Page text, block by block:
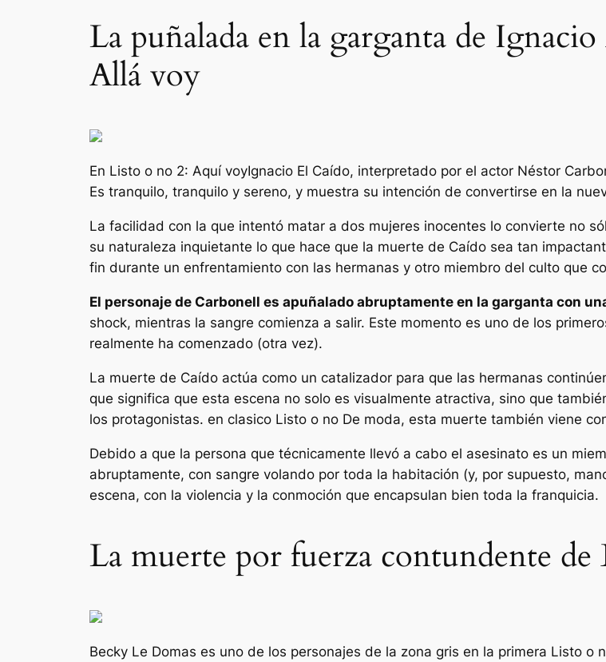
La puñalada en la garganta de
Allá voy
En Listo o no 2: Aquí voyIgnacio El Caído, interpretado por el actor Néstor
Es tranquilo, tranquilo y sereno, y muestra su intención de convertirse en la
La facilidad con la que intentó matar a dos mujeres inocentes lo convierte no
su naturaleza inquietante lo que hace que la muerte de Caído sea tan
fin durante un enfrentamiento con las hermanas y otro miembro del culto que
El personaje de Carbonell es apuñalado abruptamente en la garganta con
shock, mientras la sangre comienza a salir. Este momento es uno de los
realmente ha comenzado (otra vez).
La muerte de Caído actúa como un catalizador para que las hermanas
que significa que esta escena no solo es visualmente atractiva, sino que
los protagonistas. en clasico Listo o no De moda, esta muerte también viene
Debido a que la persona que técnicamente llevó a cabo el asesinato es un
abruptamente, con sangre volando por toda la habitación (y, por supuesto,
escena, con la violencia y la conmoción que encapsulan bien toda la franquicia.
La muerte por fuerza contundente
Becky Le Domas es uno de los personajes de la zona gris en la primera Listo o